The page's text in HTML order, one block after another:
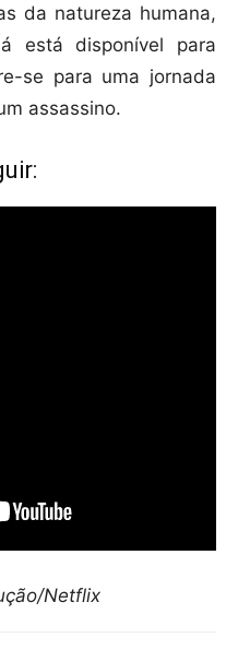
da natureza humana,
está disponível para
se para uma jornada
assassino.
Netflix